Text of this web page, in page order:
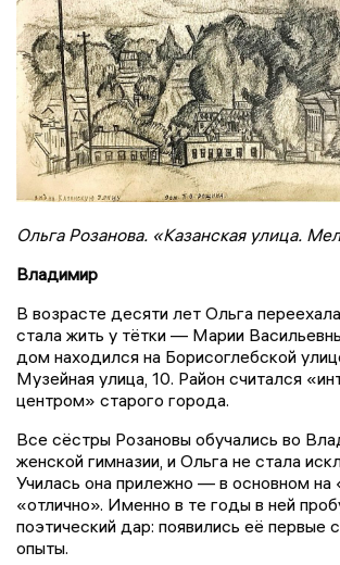
Ольга Розанова. «Казанская улица.
Владимир
В возрасте десяти лет Ольга
стала жить у тётки — Марии
дом находился на Борисоглебской
Музейная улица, 10. Район считался
центром» старого города.
Все сёстры Розановы обучались во
женской гимназии, и Ольга не стала
Училась она прилежно — в основном на
«отлично». Именно в те годы в ней
поэтический дар: появились её первые
опыты.